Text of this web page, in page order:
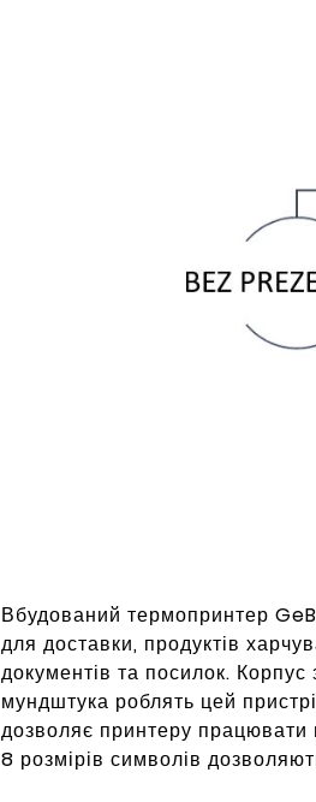
Вбудований термопринтер
для доставки, продуктів
документів та посилок.
мундштука роблять цей
дозволяє принтеру працювати
8 розмірів символів